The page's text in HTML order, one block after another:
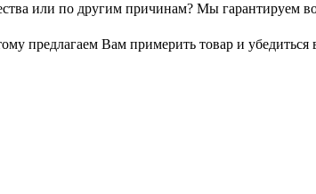
или по другим причинам? Мы гарантируем
предлагаем Вам примерить товар и убедиться в